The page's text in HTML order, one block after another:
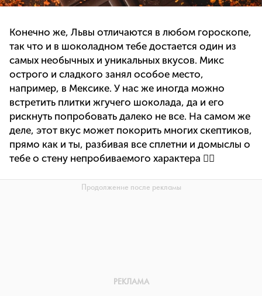
Конечно же, Львы отличаются в любом гороскопе,
так что и в шоколадном тебе достается один из
самых необычных и уникальных вкусов. Микс
острого и сладкого занял особое место,
например, в Мексике. У нас же иногда можно
встретить плитки жгучего шоколада, да и его
рискнуть попробовать далеко не все. На самом же
деле, этот вкус может покорить многих скептиков,
прямо как и ты, разбивая все сплетни и домыслы о
тебе о стену непробиваемого характера ✊🏻